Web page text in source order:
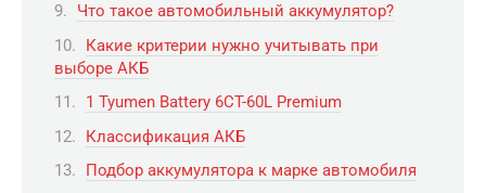
Что такое автомобильный аккумулятор?
Какие критерии нужно учитывать при
выборе АКБ
1 Tyumen Battery 6CT-60L Premium
Классификация АКБ
Подбор аккумулятора к марке автомобиля